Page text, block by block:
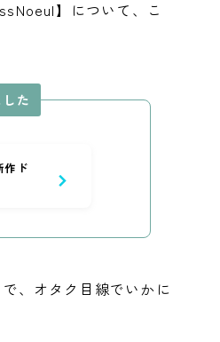
】について、こ
た
作ド
、オタク目線でいかに